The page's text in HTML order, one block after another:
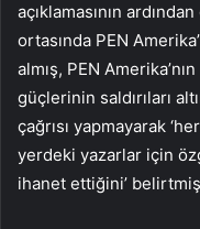
açıklamasının
ortasında PEN
almış, PEN
güçlerinin saldırıları
çağrısı yapmayarak
yerdeki yazarlar için
ihanet ettiğini’